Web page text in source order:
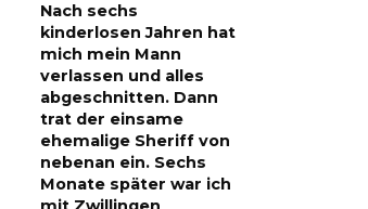
Nach sechs
kinderlosen Jahren hat
mich mein Mann
verlassen und alles
abgeschnitten. Dann
trat der einsame
ehemalige Sheriff von
nebenan ein. Sechs
Monate später war ich